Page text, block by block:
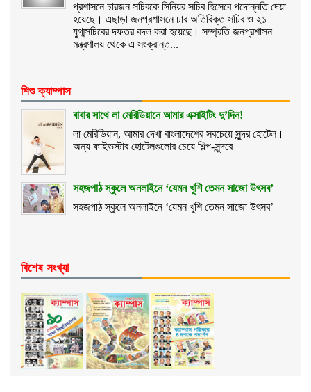
প্রশাসনে চারজন সচিবকে সিনিয়র সচিব হিসেবে পদোন্নতি দেয়া
হয়েছে। এছাড়া জনপ্রশাসনে চার অতিরিক্ত সচিব ও ২১
যুগ্মসচিবের দফতর বদল করা হয়েছে। সম্প্রতি জনপ্রশাসন
মন্ত্রণালয় থেকে এ সংক্রান্ত...
শিশু ক্যাম্পাস
বাবার সাথে লা মেরিডিয়ানে আমার এক্সাইটিং দু’দিন!
লা মেরিডিয়ান, আমার দেখা বাংলাদেশের সবচেয়ে সুন্দর হোটেল।
অন্য ফাইভস্টার হোটেলগুলোর চেয়ে শিল্প-সুন্দরে
সহজপাঠ স্কুলে অনলাইনে ‘যেমন খুশি তেমন সাজো উৎসব’
সহজপাঠ স্কুলে অনলাইনে ‘যেমন খুশি তেমন সাজো উৎসব’
বিশেষ সংখ্যা